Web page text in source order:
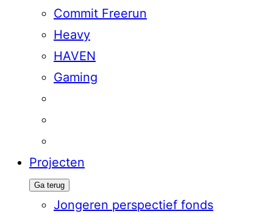
Commit Freerun
Heavy
HAVEN
Gaming
Projecten
Ga terug
Jongeren perspectief fonds